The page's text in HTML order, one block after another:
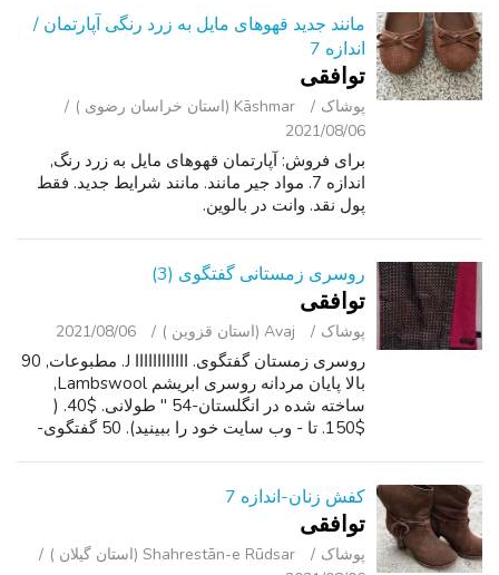
مانند جدید قهوهای مایل به زرد رنگی آپارتمان /
اندازه 7
توافقی
پوشاک
Kāshmar (استان خراسان رضوی )
2021/08/06
برای فروش: آپارتمان قهوهای مایل به زرد رنگ,
اندازه 7. مواد جیر مانند. مانند شرایط جدید. فقط
پول نقد. وانت در بالوین.
روسری زمستانی گفتگوی (3)
توافقی
پوشاک Avaj (استان قزوین ) 2021/08/06
روسری زمستان گفتگوی. اااااااااااا J. مطبوعات, 90
بالا پایان مردانه روسری ابریشم Lambswool,
ساخته شده در انگلستان-54 " طولانی. $40. (
$150. تا - وب سایت خود را ببینید). 50 گفتگوی-
کفش زنان-اندازه 7
توافقی
پوشاک
Shahrestān-e Rūdsar (استان گیلان )